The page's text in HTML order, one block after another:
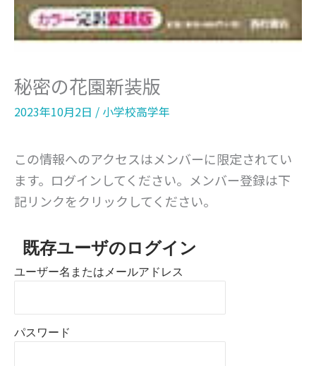
秘密の花園新装版
2023年10月2日 / 小学校高学年
この情報へのアクセスはメンバーに限定されてい
ます。ログインしてください。メンバー登録は下
記リンクをクリックしてください。
既存ユーザのログイン
ユーザー名またはメールアドレス
パスワード